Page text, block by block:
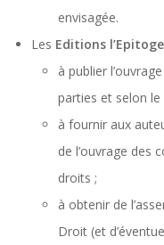
envisagée.
Les Editions l’Epitoge
à publier
parties et selon
à fournir aux
de l’ouvrage des
droits ;
à obtenir de
Droit (et